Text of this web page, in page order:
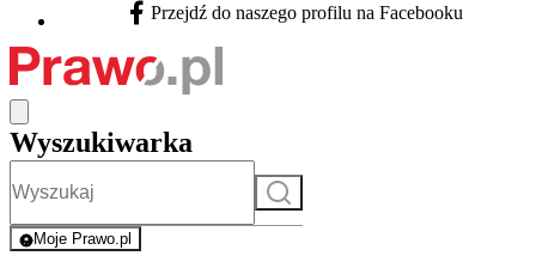
Facebook - otwiera się w nowej karcie
Przejdź do naszego profilu na Facebooku
Wyszukiwarka
Szukaj
Moje Prawo.pl
- rejestracja i logowanie do serwisu